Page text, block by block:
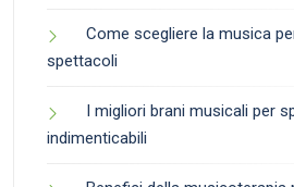
Come scegliere la musica
spettacoli
I migliori brani musicali per
indimenticabili